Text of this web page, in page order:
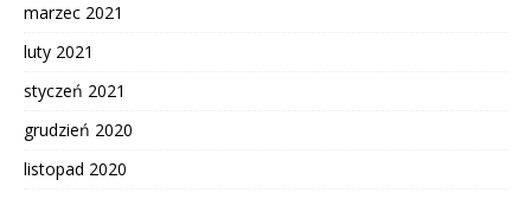
marzec 2021
luty 2021
styczeń 2021
grudzień 2020
listopad 2020